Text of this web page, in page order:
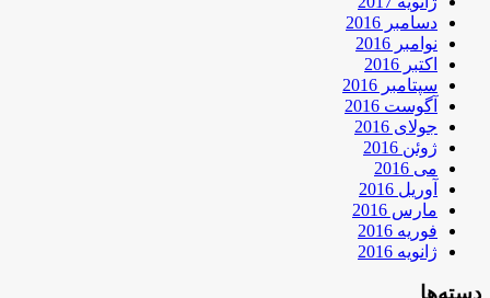
دسامبر 2016
نوامبر 2016
اکتبر 2016
سپتامبر 2016
آگوست 2016
جولای 2016
ژوئن 2016
می 2016
آوریل 2016
مارس 2016
فوریه 2016
ژانویه 2016